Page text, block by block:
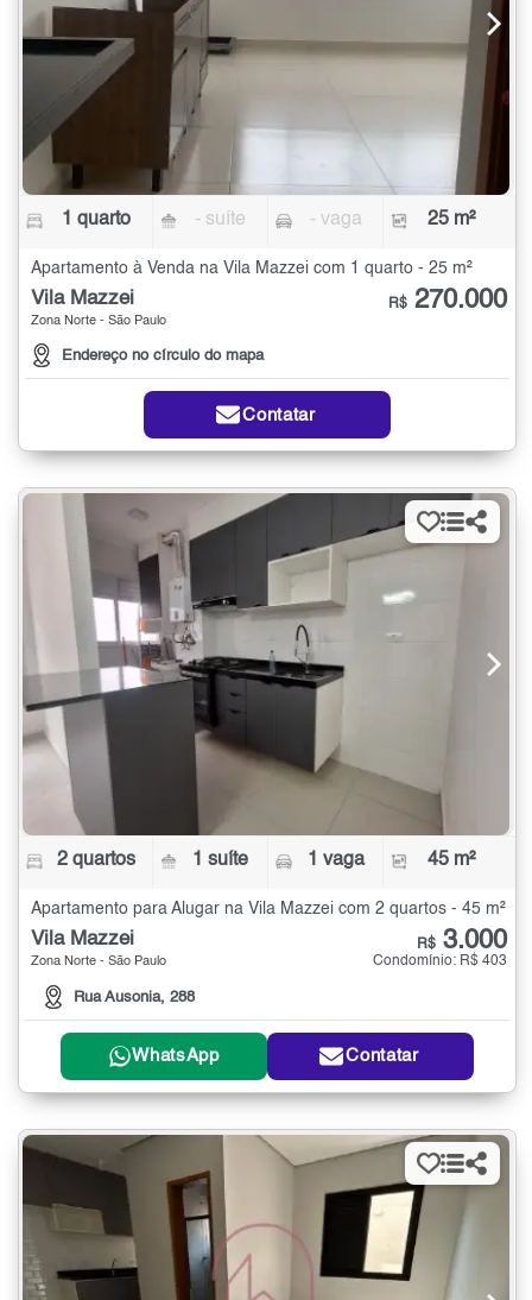
1 quarto - suíte - vaga 25 m²
Apartamento à Venda na Vila Mazzei com 1 quarto - 25 m²
Vila Mazzei
Zona Norte - São Paulo
Endereço no círculo do mapa
R$ 270.000
Contatar
2 quartos 1 suíte 1 vaga 45 m²
Apartamento para Alugar na Vila Mazzei com 2 quartos - 45 m²
Vila Mazzei
Zona Norte - São Paulo
Rua Ausonia, 288
R$ 3.000
Condomínio: R$ 403
WhatsApp Contatar